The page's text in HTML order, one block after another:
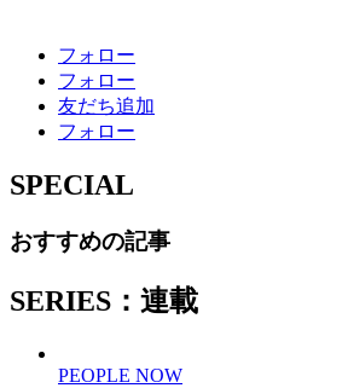
フォロー
フォロー
友だち追加
フォロー
SPECIAL
おすすめの記事
SERIES：連載
PEOPLE NOW